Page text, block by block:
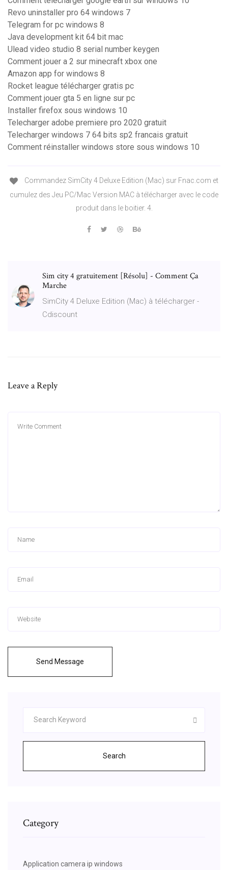
Revo uninstaller pro 64 windows 7
Telegram for pc windows 8
Java development kit 64 bit mac
Ulead video studio 8 serial number keygen
Comment jouer a 2 sur minecraft xbox one
Amazon app for windows 8
Rocket league télécharger gratis pc
Comment jouer gta 5 en ligne sur pc
Installer firefox sous windows 10
Telecharger adobe premiere pro 2020 gratuit
Telecharger windows 7 64 bits sp2 francais gratuit
Comment réinstaller windows store sous windows 10
Commandez SimCity 4 Deluxe Edition (Mac) sur Fnac.com et
cumulez des Jeu PC/Mac Version MAC à télécharger avec le code
produit dans le boitier. 4.
Sim city 4 gratuitement [Résolu] - Comment Ça
Marche
SimCity 4 Deluxe Edition (Mac) à télécharger -
Cdiscount
Leave a Reply
Send Message
Search
Category
Application camera ip windows